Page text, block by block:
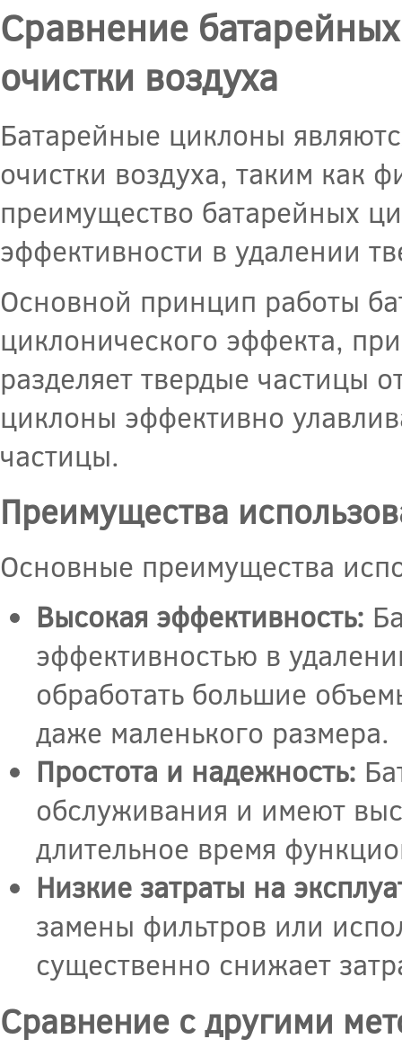
Сравнение
очистки воздуха
Батарейные циклоны
очистки воздуха, таким как
преимущество батарейных
эффективности в удалении
Основной принцип работы
циклонического эффекта,
разделяет твердые частицы
циклоны эффективно
частицы.
Преимущества
Основные преимущества
Высокая эффективность:
эффективностью в
обработать большие
даже маленького размера.
Простота и надежность:
обслуживания и имеют
длительное время
Низкие затраты на
замены фильтров или
существенно снижает
Сравнение с другими